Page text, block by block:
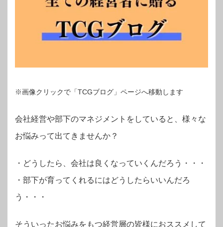
※画像クリックで「TCGブログ」ページへ移動します
会社経営や部下のマネジメントをしていると、様々な
お悩みって出てきませんか？
・ どうしたら、会社は良くなっていくんだろう・・・
・部下が育ってくれるにはどうしたらいいんだろ
う・・・
そういったお悩みをもつ経営層の皆様におススメして